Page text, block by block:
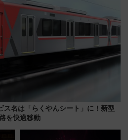
ス名は「らくやんシート」に！新型
を快適移動